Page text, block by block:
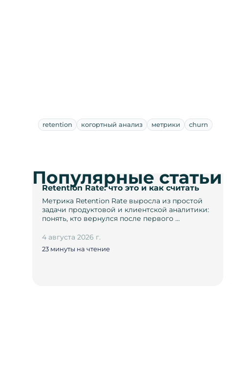
retention когортный анализ метрики churn
Retention Rate: что это и как считать
Метрика Retention Rate выросла из простой
задачи продуктовой и клиентской аналитики:
понять, кто вернулся после первого …
4 августа 2026 г.
23 минуты на чтение
Популярные статьи